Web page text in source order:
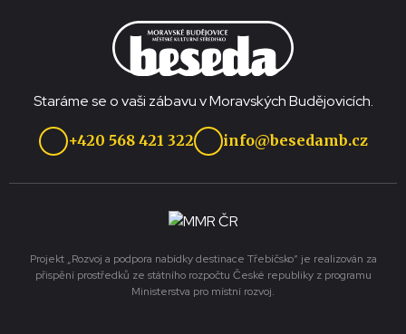
Staráme se o vaši zábavu v Moravských Budějovicích.
+420 568 421 322 info@besedamb.cz
Projekt „Rozvoj a podpora nabídky destinace Třebíčsko“ je realizován za
přispění prostředků ze státního rozpočtu České republiky z programu
Ministerstva pro místní rozvoj.